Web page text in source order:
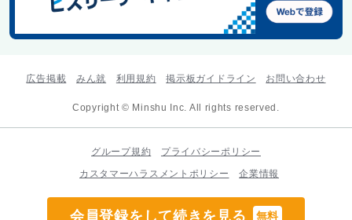
会員登録をして続きを見る 無料
広告掲載 みん就 利用規約 掲示板ガイドライン お問い合わせ
Copyright © Minshu Inc. All rights reserved.
グループ規約
プライバシーポリシー
カスタマーハラスメントポリシー
企業情報